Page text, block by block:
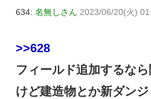
634: 名無しさん 2023/06/20(火)
>>628
フィールド追加するな
けど建造物とか新ダン